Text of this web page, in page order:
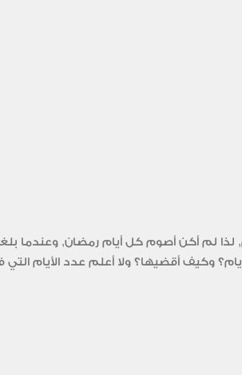
لم أكن أصوم كل أيام رمضان, وعندما
وكيف أقضيها؟ ولا أعلم عدد الأيام